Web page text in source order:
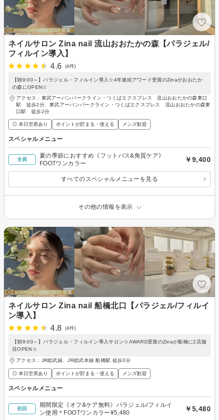
ネイルサロン Zina nail 流山おおたかの森【パラジェル/
フィルイン導入】
4.6
(4件)
【朝9:00～】パラジェル・フィルイン導入☆4年連続アワード受賞のZinaがおおたか
の森にOPEN☆
アクセス：東武アーバンパークライン・つくばエクスプレス 流山おおたかの森東口
駅 徒歩2分、東武アーバンパークライン・つくばエクスプレス 流山おおたかの森東
口駅 徒歩2分
◎ 本日空席あり ポイントが貯まる・使える メンズ歓迎
スペシャルメニュー
全員
夏の季節におすすめ《フットバス&角質ケア》
FOOTワンカラー
￥9,400
すべてのスペシャルメニューを見る
その他の情報を表示
ネイルサロン Zina nail 船橋北口【パラジェル/フィルイ
ン導入】
4.8
(4件)
【朝9:00～】パラジェル・フィルイン導入サロン☆AWARD受賞のZinaが船橋に2店舗
目OPEN☆
アクセス：JR総武線、JR総武本線 船橋駅 徒歩3分
◎ 本日空席あり ポイントが貯まる・使える メンズ歓迎
スペシャルメニュー
初回
期間限定《オフ&ケア無料》パラジェル/フィルイ
ン使用＊FOOTワンカラー¥5,480
￥5,480